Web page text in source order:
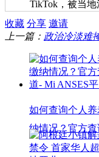
TikTok，被当
收藏 分享 邀请
上一篇： 政治冷淡难
如何查询个人
纳情况？官方查